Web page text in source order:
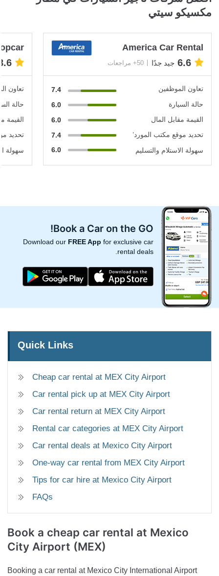
مكسيكو سيتي
America Car Rental
6.6 جيد جدًا 50+ مراجعات
تعاون الموظفين
7.4
حالة السيارة
6.0
القيمة مقابل المال
6.0
تحديد موقع مكتب المورد’
7.4
سهولة الاستلام والتسليم
6.0
تعاون
حالة
القيمة
تحديد
سهولة
Book a Car on the GO!
Download our FREE App for exclusive car
rental deals.
Quick Links
Cheap car rental at MEX City Airport
Car rental pick up at MEX City Airport
Car rental return at MEX City Airport
Rental car categories at MEX City Airport
Car rental deals at Mexico City Airport
One-way car rental from MEX City Airport
Tips for car hire at Mexico City Airport
FAQs
Book a cheap car rental at Mexico
City Airport (MEX)
Booking a car rental at Mexico City International Airport